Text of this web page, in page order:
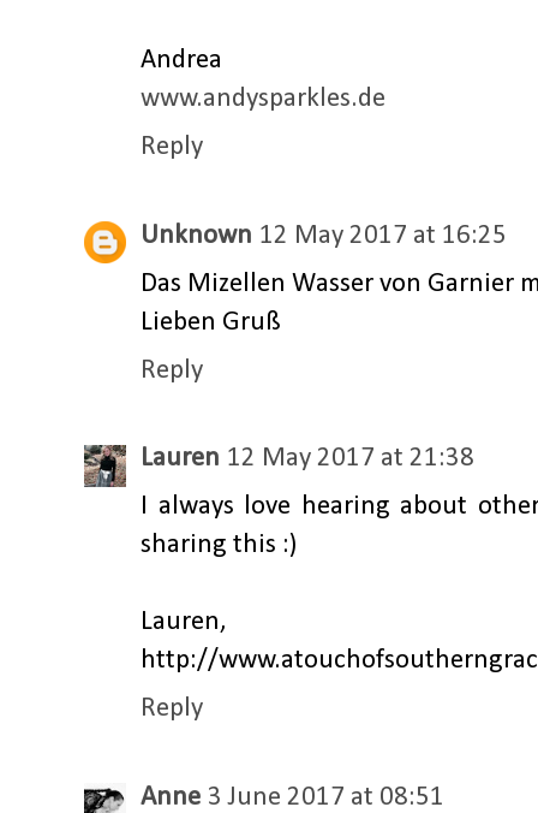
Andrea
www.andysparkles.de
Reply
Unknown 12 May 2017 at 16:25
Das Mizellen Wasser von Garnier
Lieben Gruß
Reply
Lauren 12 May 2017 at 21:38
I always love hearing about
sharing this :)
Lauren,
http://
Reply
Anne 3 June 2017 at 08:51